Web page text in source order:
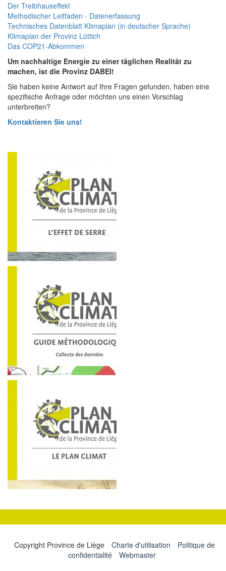
Der Treibhauseffekt
Methodischer Leitfaden - Datenerfassung
Technisches Datenblatt Klimaplan (in deutscher Sprache)
Klimaplan der Provinz Lüttich
Das COP21-Abkommen
Um nachhaltige Energie zu einer täglichen Realität zu
machen, ist die Provinz DABEI!
Sie haben keine Antwort auf Ihre Fragen gefunden, haben eine
spezifische Anfrage oder möchten uns einen Vorschlag
unterbreiten?
Kontaktieren Sie uns!
Copyright Province de Liège Charte d'utilisation
Politique de
confidentialité
Webmaster